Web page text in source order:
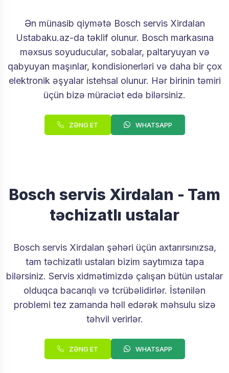
Ən münasib qiymətə Bosch servis Xirdalan
Ustabaku.az-da təklif olunur. Bosch markasına
məxsus soyuducular, sobalar, paltaryuyan və
qabyuyan maşınlar, kondisionerləri və daha bir çox
elektronik əşyalar istehsal olunur. Hər birinin təmiri
üçün bizə müraciət edə bilərsiniz.
ZƏNG ET WHATSAPP
Bosch servis Xirdalan - Tam
təchizatlı ustalar
Bosch servis Xirdalan şəhəri üçün axtarırsınızsa,
tam təchizatlı ustaları bizim saytımıza tapa
bilərsiniz. Servis xidmətimizdə çalışan bütün ustalar
olduqca bacarıqlı və tcrübəlidirlər. İstənilən
problemi tez zamanda həll edərək məhsulu sizə
təhvil verirlər.
ZƏNG ET WHATSAPP